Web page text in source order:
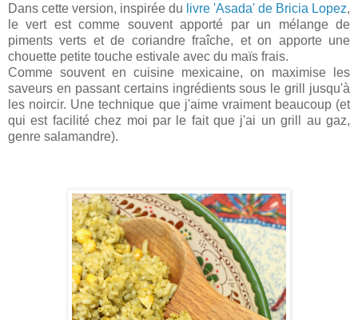
Dans cette version, inspirée du livre 'Asada' de Bricia Lopez,
le vert est comme souvent apporté par un mélange de
piments verts et de coriandre fraîche, et on apporte une
chouette petite touche estivale avec du maïs frais.
Comme souvent en cuisine mexicaine, on maximise les
saveurs en passant certains ingrédients sous le grill jusqu'à
les noircir. Une technique que j'aime vraiment beaucoup (et
qui est facilité chez moi par le fait que j'ai un grill au gaz,
genre salamandre).